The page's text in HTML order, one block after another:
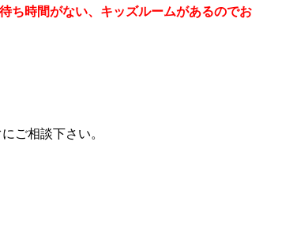
ち時間がない、キッズルームがあるのでお
ご相談下さい。